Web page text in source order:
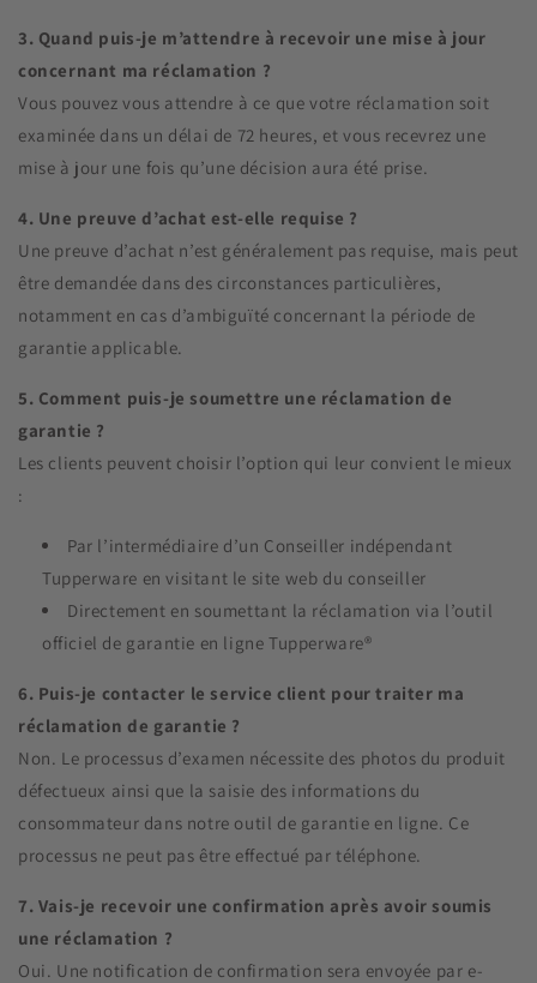
3. Quand puis-je m’attendre à recevoir une mise à jour
concernant ma réclamation ?
Vous pouvez vous attendre à ce que votre réclamation soit
examinée dans un délai de 72 heures, et vous recevrez une
mise à jour une fois qu’une décision aura été prise.
4. Une preuve d’achat est-elle requise ?
Une preuve d’achat n’est généralement pas requise, mais peut
être demandée dans des circonstances particulières,
notamment en cas d’ambiguïté concernant la période de
garantie applicable.
5. Comment puis-je soumettre une réclamation de
garantie ?
Les clients peuvent choisir l’option qui leur convient le mieux
:
Par l’intermédiaire d’un Conseiller indépendant
Tupperware en visitant le site web du conseiller
Directement en soumettant la réclamation via l’outil
officiel de garantie en ligne Tupperware®
6. Puis-je contacter le service client pour traiter ma
réclamation de garantie ?
Non. Le processus d’examen nécessite des photos du produit
défectueux ainsi que la saisie des informations du
consommateur dans notre outil de garantie en ligne. Ce
processus ne peut pas être effectué par téléphone.
7. Vais-je recevoir une confirmation après avoir soumis
une réclamation ?
Oui. Une notification de confirmation sera envoyée par e-